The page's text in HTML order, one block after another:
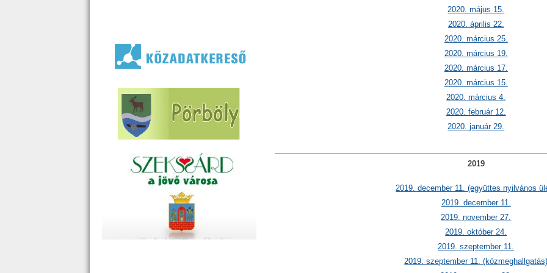
2020. május 15.
2020. április 22.
2020. március 25.
2020. március 19.
2020. március 17.
2020. március 15.
2020. március 4.
2020. február 12.
2020. január 29.
2019
2019. december 11. (együttes nyilvános
2019. december 11.
2019. november 27.
2019. október 24.
2019. szeptember 11.
2019. szeptember 11. (közmeghallgatás)